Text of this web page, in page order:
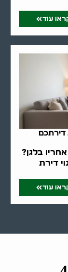
עוד
דירתכם
בלגן?
דירת
עוד